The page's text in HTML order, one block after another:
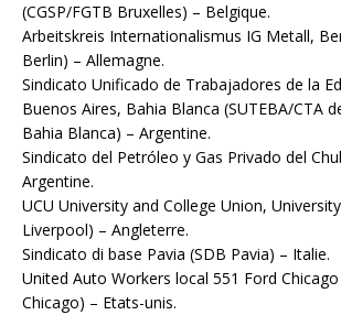
(CGSP/FGTB Bruxelles) – Belgique.
Arbeitskreis Internationalismus IG Metall,
Berlin) – Allemagne.
Sindicato Unificado de Trabajadores de la
Buenos Aires, Bahia Blanca (SUTEBA/CTA
Bahia Blanca) – Argentine.
Sindicato del Petróleo y Gas Privado del
Argentine.
UCU University and College Union,
Liverpool) – Angleterre.
Sindicato di base Pavia (SDB Pavia) – Italie.
United Auto Workers local 551 Ford Chicago
Chicago) – Etats-unis.